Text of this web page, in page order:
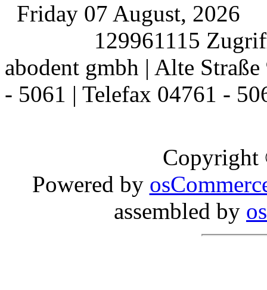
Friday 07 August, 2026
129961115
abodent gmbh | Alte
- 5061 | Telefax 04761 -
Powered by
assembled by